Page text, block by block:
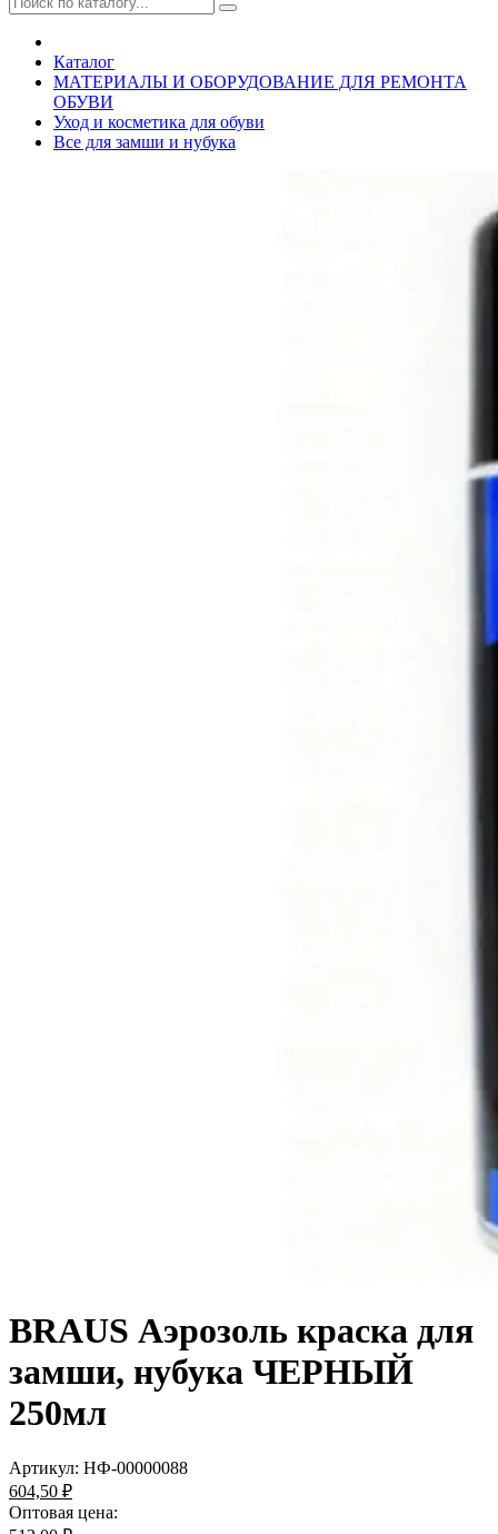
Каталог
МАТЕРИАЛЫ И ОБОРУДОВАНИЕ ДЛЯ РЕМОНТА
ОБУВИ
Уход и косметика для обуви
Все для замши и нубука
BRAUS Аэрозоль краска для
замши, нубука ЧЕРНЫЙ
250мл
Артикул: НФ-00000088
604,50 ₽
Оптовая цена: